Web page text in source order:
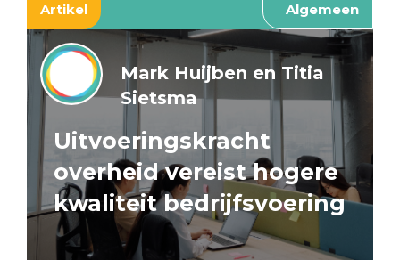
Artikel Algemeen
Mark Huijben en Titia
Sietsma
Uitvoeringskracht
overheid vereist hogere
kwaliteit bedrijfsvoering